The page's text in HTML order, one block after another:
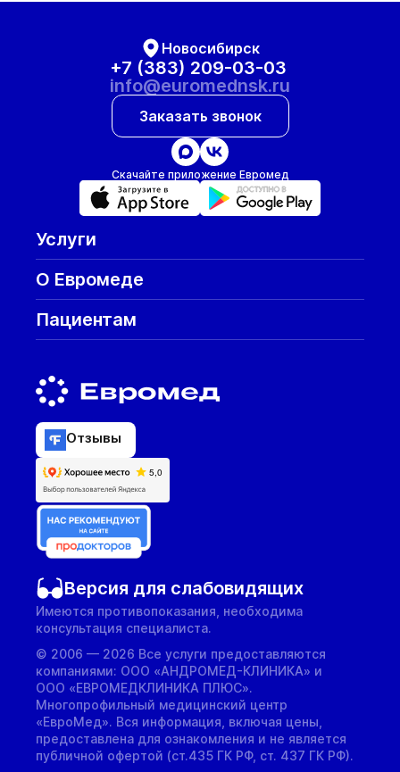
Новосибирск
+7 (383) 209-03-03
info@euromednsk.ru
Заказать звонок
Скачайте приложение Евромед
Услуги
О Евромеде
Пациентам
Отзывы
Версия для слабовидящих
Имеются противопоказания, необходима
консультация специалиста.
© 2006 — 2026 Все услуги предоставляются
компаниями: ООО «АНДРОМЕД-КЛИНИКА» и
ООО «ЕВРОМЕДКЛИНИКА ПЛЮС».
Многопрофильный медицинский центр
«ЕвроМед». Вся информация, включая цены,
предоставлена для ознакомления и не является
публичной офертой (ст.435 ГК РФ, cт. 437 ГК РФ).